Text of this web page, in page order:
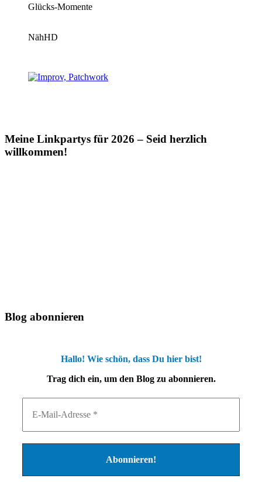
Glücks-Momente
NähHD
Meine Linkpartys für 2026 – Seid herzlich
willkommen!
Blog abonnieren
Hallo! Wie schön, dass Du hier bist!
Trag dich ein, um den Blog zu abonnieren.